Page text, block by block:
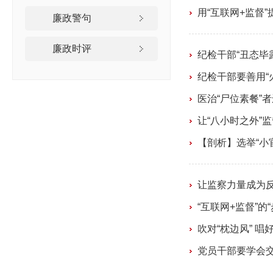
廉政警句
廉政时评
用“互联网+监督
纪检干部“丑态毕
纪检干部要善用“
医治“尸位素餐”
让“八小时之外”
【剖析】选举“小
让监察力量成为
“互联网+监督”的
吹对“枕边风” 唱
党员干部要学会